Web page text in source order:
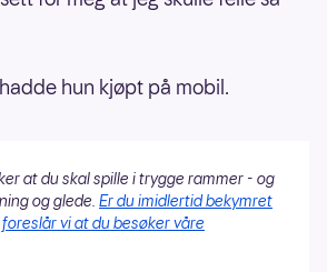
hun kjøpt på mobil.
at du skal spille i trygge rammer - og
og glede. Er du imidlertid bekymret
vi at du besøker våre